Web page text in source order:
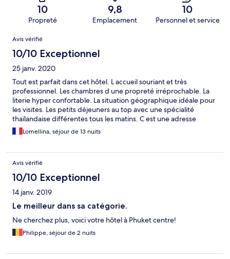
10
Propreté
9,8
Emplacement
10
Personnel et service
Avis
Avis vérifié
10/10 Exceptionnel
25 janv. 2020
Tout est parfait dans cet hôtel. L accueil souriant et très
professionnel. Les chambres d une propreté irréprochable. La
literie hyper confortable. La situation géographique idéale pour
les visites. Les petits déjeuners au top avec une spécialité
thaïlandaise différentes tous les matins. C est une adresse
incontournable.
Lomellina, séjour de 13 nuits
Avis vérifié
10/10 Exceptionnel
14 janv. 2019
Le meilleur dans sa catégorie.
Ne cherchez plus, voici votre hôtel à Phuket centre!
Philippe, séjour de 2 nuits